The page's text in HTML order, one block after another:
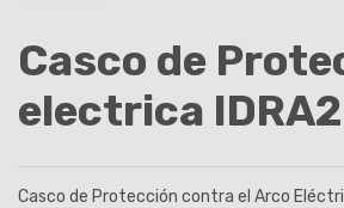
Casco de
electrica IDRA2
Casco de Protección contra el Arco